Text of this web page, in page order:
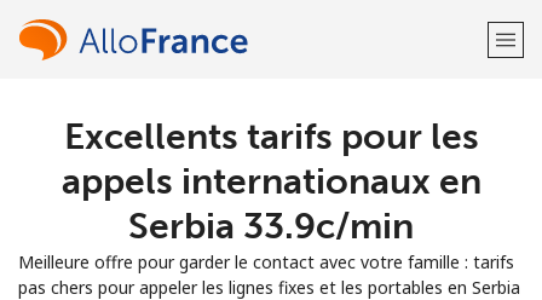
Bienvenue!
Vous avez déjà un compte?
S'enregistrer avec
Excellents tarifs pour les
appels internationaux en
Serbia ⁦33.9c⁩/min
Meilleure offre pour garder le contact avec votre famille : tarifs
pas chers pour appeler les lignes fixes et les portables en Serbia